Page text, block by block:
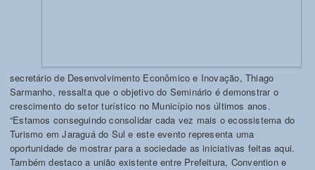
secretário de Desenvolvimento Econômico e Inovação, Thiago
Sarmanho, ressalta que o objetivo do Seminário é demonstrar o
crescimento do setor turístico no Município nos últimos anos.
“Estamos conseguindo consolidar cada vez mais o ecossistema do
Turismo em Jaraguá do Sul e este evento representa uma
oportunidade de mostrar para a sociedade as iniciativas feitas aqui.
Também destaco a união existente entre Prefeitura, Convention e